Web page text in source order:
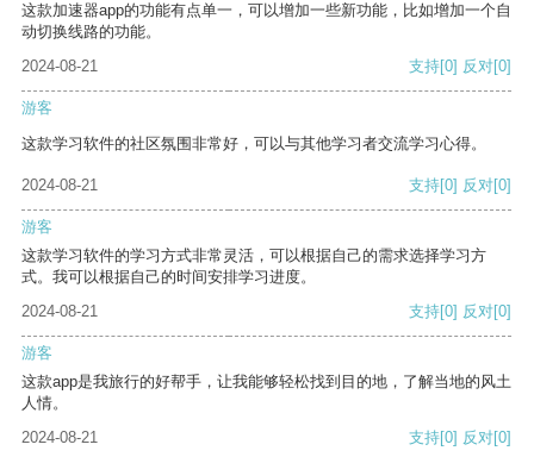
这款加速器app的功能有点单一，可以增加一些新功能，比如增加一个自
动切换线路的功能。
2024-08-21
支持[0] 反对[0]
游客
这款学习软件的社区氛围非常好，可以与其他学习者交流学习心得。
2024-08-21 支持[0] 反对[0]
游客
这款学习软件的学习方式非常灵活，可以根据自己的需求选择学习方
式。我可以根据自己的时间安排学习进度。
2024-08-21
支持[0] 反对[0]
游客
这款app是我旅行的好帮手，让我能够轻松找到目的地，了解当地的风土
人情。
2024-08-21
支持[0] 反对[0]